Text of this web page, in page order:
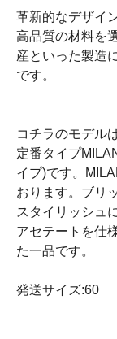
革新的なデザイ
高品質の材料を
産といった製造
です。
コチラのモデル
定番タイプ
イプ)です。
おります。ブリ
スタイリッシュ
アセテートを仕
た一品です。
発送サイズ:60